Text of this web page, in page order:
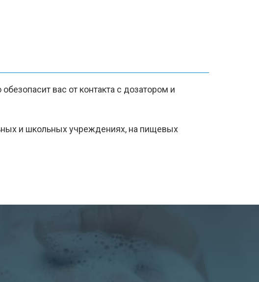
вас от контакта с дозатором и
и школьных учреждениях, на пищевых